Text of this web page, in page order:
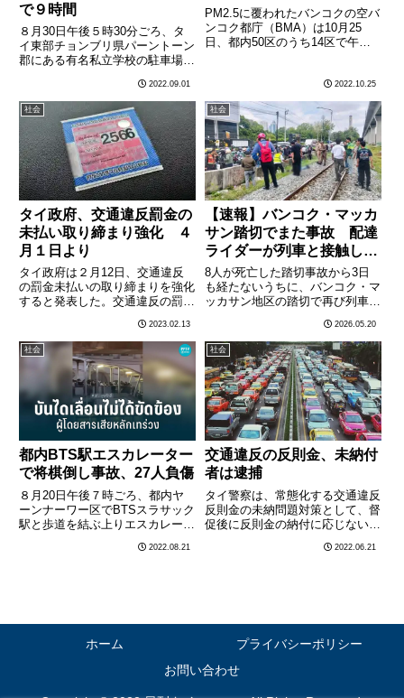
で９時間
８月30日午後５時30分ごろ、タ
イ東部チョンブリ県パーントーン
郡にある有名私立学校の駐車場
バスの中で死亡しているのを学校
関係者が発見し、警察に通報し
た。遺体となって発見されたのは
ジフンちゃん（7）で、午後４時
3………
2022.09.01
PM2.5に覆われたバンコクの空バ
ンコク都庁（BMA）は10月25
日、都内50区のうち14区で午前
値）が、政府の安全基準である１
立方メートル当たり50マイクロ
グラムを上回ったと………
2022.10.25
社会
タイ政府、交通違反罰金の
未払い取り締まり強化 ４
月１日より
タイ政府は２月12日、交通違反
の罰金未払いの取り締まりを強化
すると発表した。交通違反の罰金
月１日以降、登録車両のフロント
ガラスに貼ることが義務付けられ
ている車検ステッカーを発行しな
い方針。同ステッカーをフロン
ト………
2023.02.13
社会
【速報】バンコク・マッカ
サン踏切でまた事故 配達
ライダーが列車と接触し重
傷 大事故から3日
8人が死亡した踏切事故から3日
も経たないうちに、バンコク・マ
ッカサン地区の踏切で再び列車が
月19日午前、同区内の線路付近
で配達業務に従事する男性ライダ
ーが走行中の列車と接触し、重傷
を負って病院に搬送された。現
地………
2026.05.20
社会
都内BTS駅エスカレーター
で将棋倒し事故、27人負傷
８月20日午後７時ごろ、都内ヤ
ーンナーワー区でBTSスラサック
駅と歩道を結ぶ上りエスカレータ
人（女性25人、男性２人）がす
2022.08.21
社会
交通違反の反則金、未納付
者は逮捕
タイ警察は、常態化する交通違反
反則金の未納問題対策として、督
促後に反則金の納付に応じない場
のほど発表した。タイ警察によれ
2022.06.21
ホーム
プライバシーポリシー
お問い合わせ